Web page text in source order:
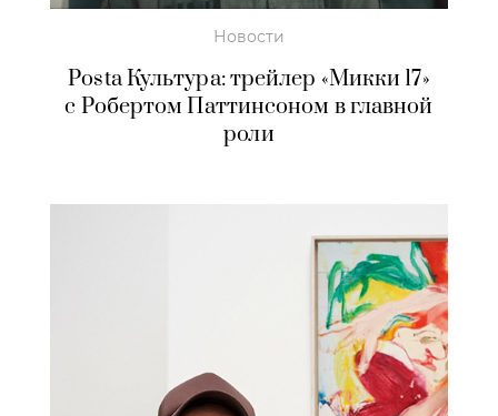
Новости
Posta Культура: трейлер «Микки 17»
с Робертом Паттинсоном в главной
роли